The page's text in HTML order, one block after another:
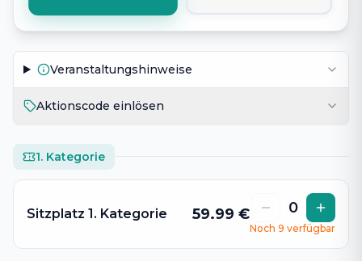
Veranstaltungshinweise
Aktionscode einlösen
1. Kategorie
Sitzplatz 1. Kategorie 59.99 € 0
Noch 9 verfügbar